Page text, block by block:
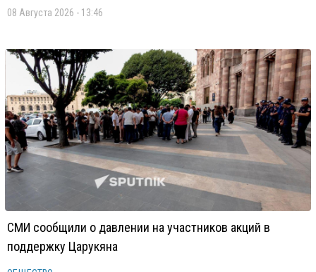
08 Августа 2026 - 13:46
СМИ сообщили о давлении на участников акций в
поддержку Царукяна